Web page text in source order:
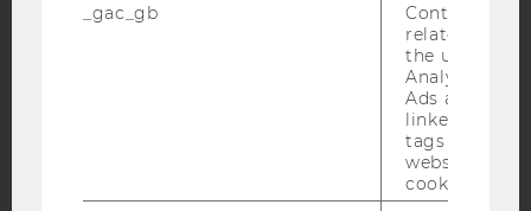
BARRIEREFREIHEITSERKLÄRUNG WEBSEITE
DATENSCHUTZERKLÄRUNG SOCIAL MEDIA
STUDIENBEWERBER*INNEN UND STUDIERENDE
_gac_gb
Contains
related
the user. If
Analytics and
Ads accounts
linked, the
tags on the
website read
cookie.